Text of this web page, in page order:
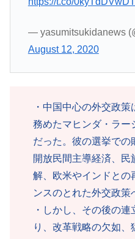
— yasumitsukidanews
August 12, 2020
・中国中心の外交政
務めたマヒンダ・ラー
だった。彼の選挙での
開放民間主導経済、民
解、欧米やインドとの
ンスのとれた外交政策
・しかし、その後の
り、改革戦略の欠如、